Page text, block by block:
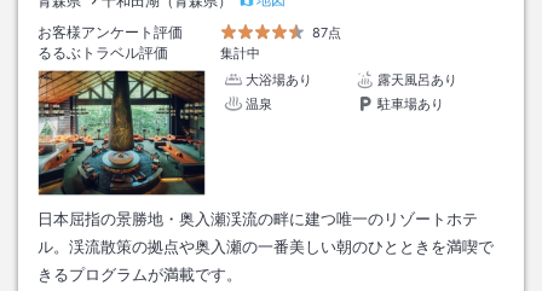
お客様アンケート評価
87点
るるぶトラベル評価
集計中
大浴場あり
露天風呂あり
温泉
駐車場あり
日本屈指の景勝地・奥入瀬渓流の畔に建つ唯一のリゾートホテ
ル。渓流散策の拠点や奥入瀬の一番美しい朝のひとときを満喫で
きるプログラムが満載です。